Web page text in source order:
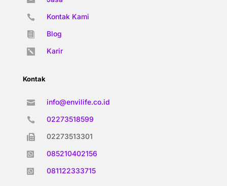
 Kontak Kami
 Blog
 Karir
Kontak
 info@envilife.co.id
 02273518599
 02273513301
 085210402156
 081122333715